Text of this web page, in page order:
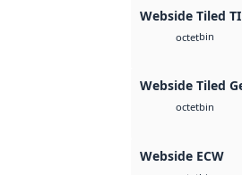
Webside Tiled
octetbin
Webside Tiled
octetbin
Webside ECW